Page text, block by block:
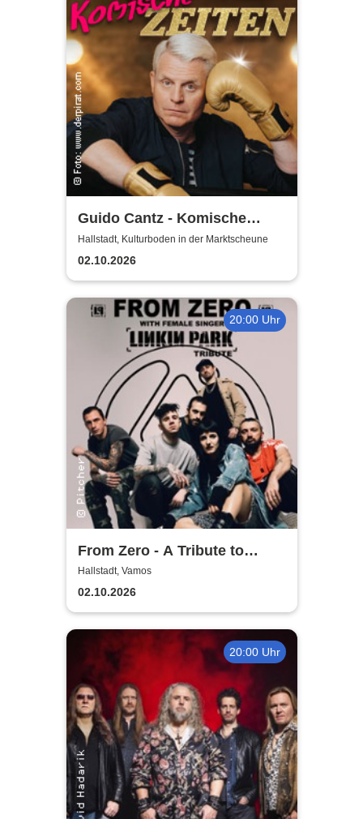
Guido Cantz - Komische
Zeiten | Das neue Programm
Hallstadt, Kulturboden in der Marktscheune
02.10.2026
20:00 Uhr
From Zero - A Tribute to
Linkin Park
Hallstadt, Vamos
02.10.2026
20:00 Uhr